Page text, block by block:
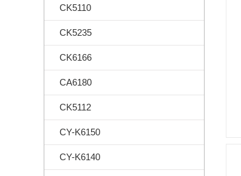
CK5110
CK5235
CK6166
CA6180
CK5112
CY-K6150
CY-K6140